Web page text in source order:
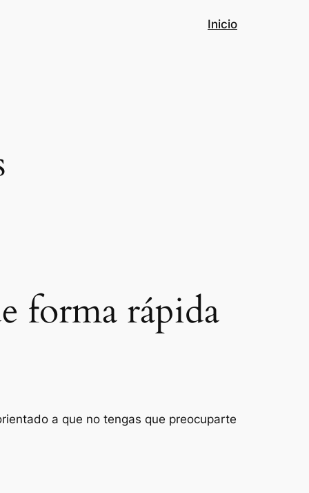
Inicio
forma rápida
a que no tengas que preocuparte